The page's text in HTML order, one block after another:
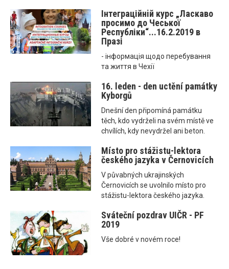
Інтеграційнiй курс „Ласкаво
просимо до Чеської
Республіки“...16.2.2019 в
Празі
- інформація щодо перебування
та життя в Чехії
16. leden - den uctění památky
Kyborgů
Dnešní den připomíná památku
těch, kdo vydrželi na svém místě ve
chvílích, kdy nevydržel ani beton.
Místo pro stážistu-lektora
českého jazyka v Černovicích
V půvabných ukrajinských
Černovicích se uvolnilo místo pro
stážistu-lektora českého jazyka.
Sváteční pozdrav UIČR - PF
2019
Vše dobré v novém roce!